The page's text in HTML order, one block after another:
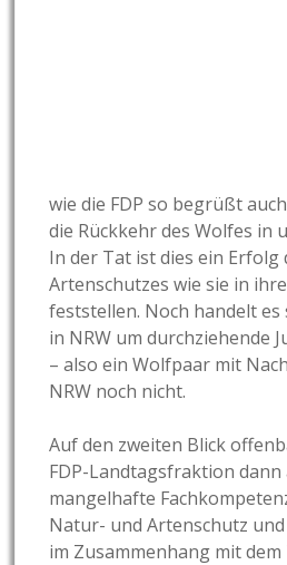
wie die FDP so begrüßt
die Rückkehr des Wolfes in
In der Tat ist dies ein Erfolg
Artenschutzes wie sie in
feststellen. Noch handelt es
in NRW um durchziehende
– also ein Wolfpaar mit
NRW noch nicht.
Auf den zweiten Blick
FDP-Landtagsfraktion dann
mangelhafte
Natur- und Artenschutz
im Zusammenhang mit dem